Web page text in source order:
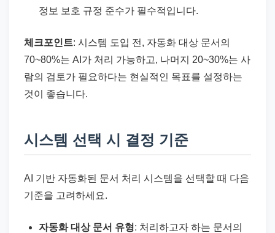
정보 보호 규정 준수가 필수적입니다.
체크포인트: 시스템 도입 전, 자동화 대상 문서의
70~80%는 AI가 처리 가능하고, 나머지 20~30%는 사
람의 검토가 필요하다는 현실적인 목표를 설정하는
것이 좋습니다.
시스템 선택 시 결정 기준
AI 기반 자동화된 문서 처리 시스템을 선택할 때 다음
기준을 고려하세요.
자동화 대상 문서 유형: 처리하고자 하는 문서의